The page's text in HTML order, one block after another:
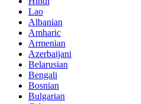
Lao
Albanian
Amharic
Armenian
Azerbaijani
Belarusian
Bengali
Bosnian
Bulgarian